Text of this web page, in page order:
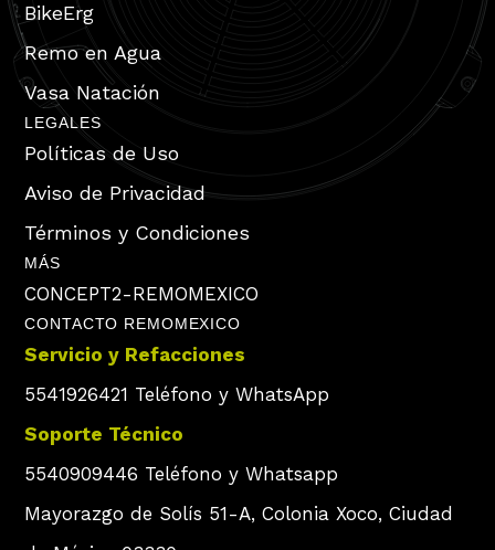
BikeErg
Remo en Agua
Vasa Natación
LEGALES
Políticas de Uso
Aviso de Privacidad
Términos y Condiciones
MÁS
CONCEPT2-REMOMEXICO
CONTACTO REMOMEXICO
Servicio y Refacciones
5541926421 Teléfono y WhatsApp
Soporte Técnico
5540909446 Teléfono y Whatsapp
Mayorazgo de Solís 51-A, Colonia Xoco, Ciudad